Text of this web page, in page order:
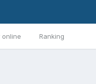
online Ranking